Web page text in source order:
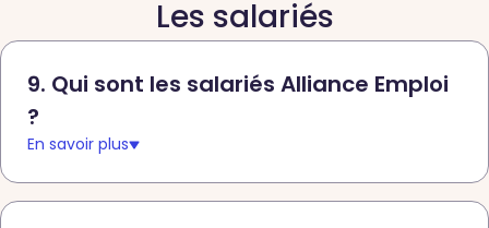
Les salariés
9. Qui sont les salariés Alliance Emploi
?
En savoir plus